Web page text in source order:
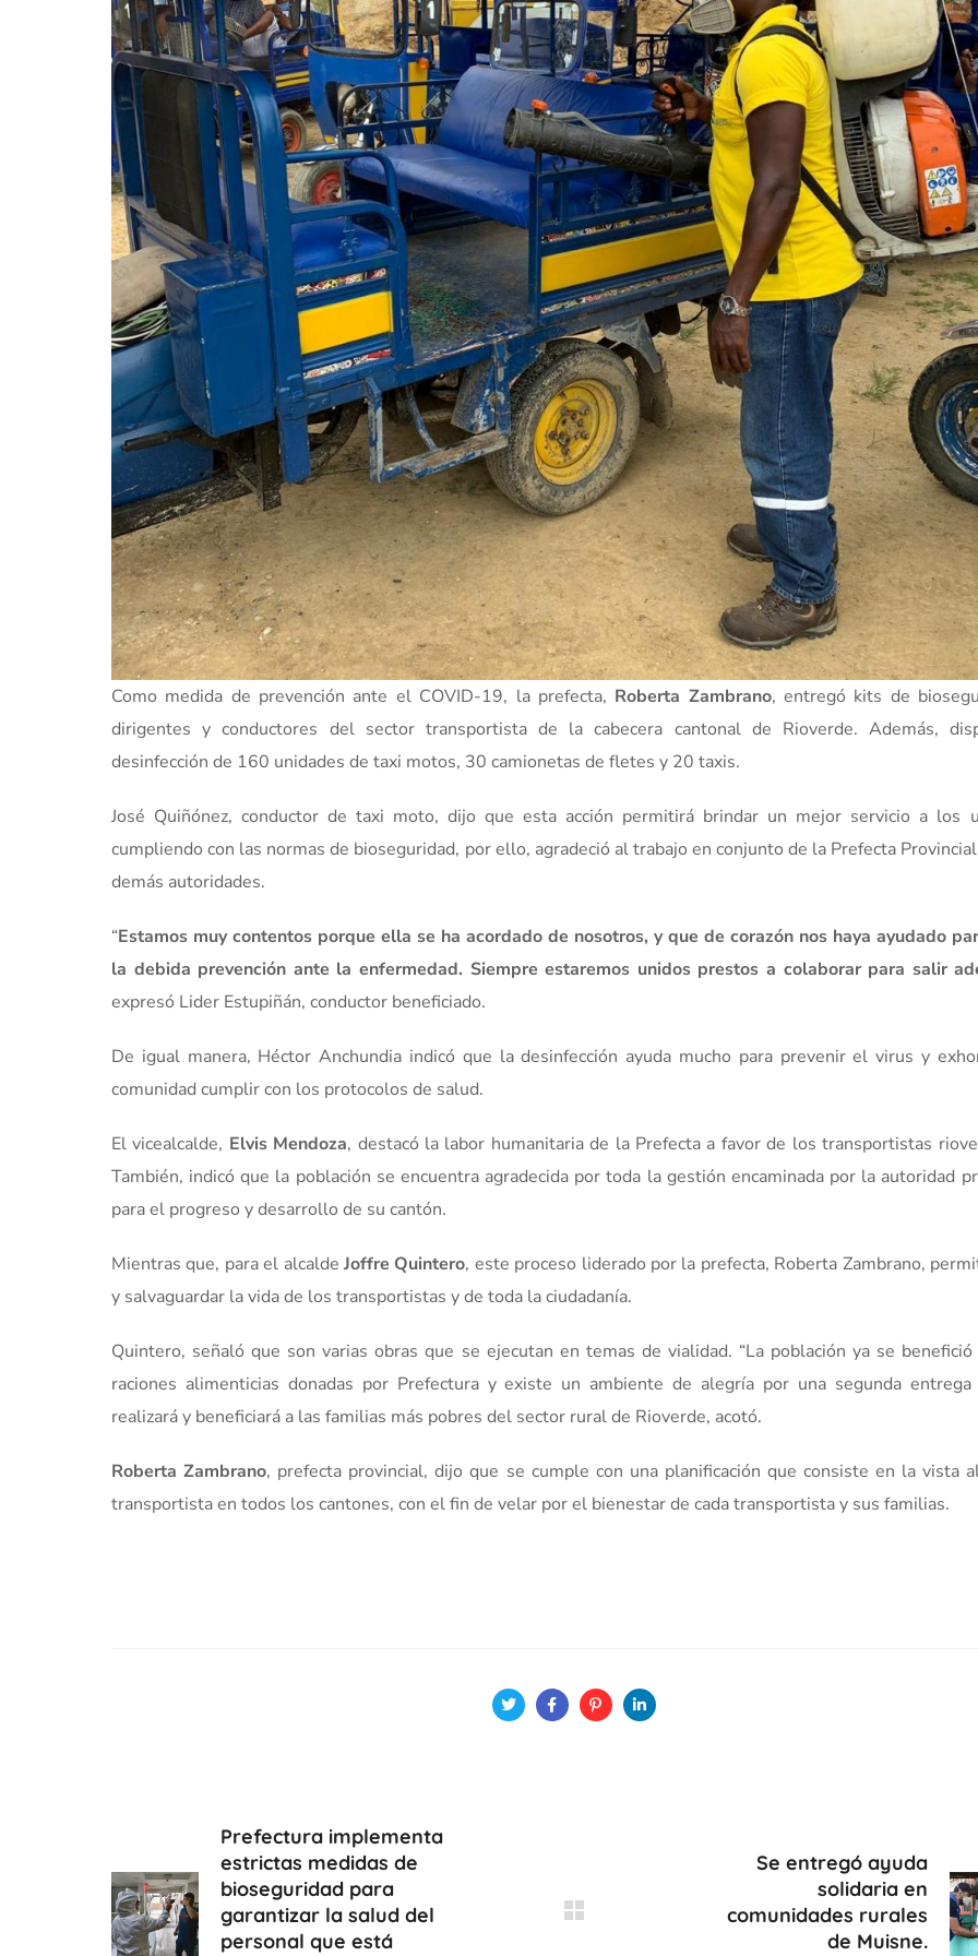
Como medida de prevención ante el COVID-19, la prefecta, Roberta Zambrano, entregó kits de
dirigentes y conductores del sector transportista de la cabecera cantonal de Rioverde. Además,
desinfección de 160 unidades de taxi motos, 30 camionetas de fletes y 20 taxis.
José Quiñónez, conductor de taxi moto, dijo que esta acción permitirá brindar un mejor servicio a los
cumpliendo con las normas de bioseguridad, por ello, agradeció al trabajo en conjunto de la Prefecta
demás autoridades.
“Estamos muy contentos porque ella se ha acordado de nosotros, y que de corazón nos haya ayudado
la debida prevención ante la enfermedad. Siempre estaremos unidos prestos a colaborar para salir
expresó Lider Estupiñán, conductor beneficiado.
De igual manera, Héctor Anchundia indicó que la desinfección ayuda mucho para prevenir el virus y
comunidad cumplir con los protocolos de salud.
El vicealcalde, Elvis Mendoza, destacó la labor humanitaria de la Prefecta a favor de los transportistas
También, indicó que la población se encuentra agradecida por toda la gestión encaminada por la autoridad
para el progreso y desarrollo de su cantón.
Mientras que, para el alcaldeJoffre Quintero, este proceso liderado por la prefecta, Roberta Zambrano,
y salvaguardar la vida de los transportistas y de toda la ciudadanía.
Quintero, señaló que son varias obras que se ejecutan en temas de vialidad. “La población ya se
raciones alimenticias donadas por Prefectura y existe un ambiente de alegría por una segunda
realizará y beneficiará a las familias más pobres del sector rural de Rioverde, acotó.
Roberta Zambrano, prefecta provincial, dijo que se cumple con una planificación que consiste en la vista
transportista en todos los cantones, con el fin de velar por el bienestar de cada transportista y sus familias.
Prefectura implementa
estrictas medidas de
bioseguridad para
garantizar la salud del
personal que está
Se entregó ayuda
solidaria en
comunidades rurales
de Muisne.